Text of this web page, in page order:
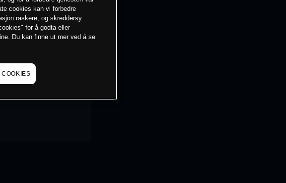
cookies kan vi forbedre
raskere, og skreddersy
for å godta eller
Du kan finne ut mer ved å se